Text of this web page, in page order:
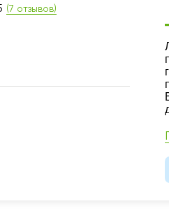
(7 отзывов)